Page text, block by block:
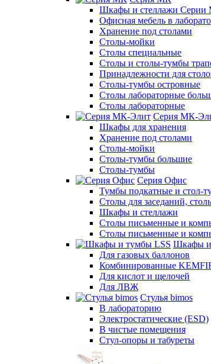
Шкафы и стеллажи
Офисная мебель в
Хранение под столами
Столы-мойки
Столы специальные
Столы и столы-тумбы
Принадлежности для
Столы-тумбы островные
Столы лабораторные
Столы лабораторные
Серия МК-
Шкафы для хранения
Хранение под столами
Столы-мойки
Столы-тумбы большие
Столы-тумбы
Серия Офис
Тумбы подкатные и стол-
Столы для заседаний,
Шкафы и стеллажи
Столы письменные и
Столы письменные и
Шкафы и
Для газовых баллонов
Комбинированные
Для кислот и щелочей
Для ЛВЖ
Стулья bimos
В лабораторию
Электростатические (ESD)
В чистые помещения
Стул-опоры и табуреты